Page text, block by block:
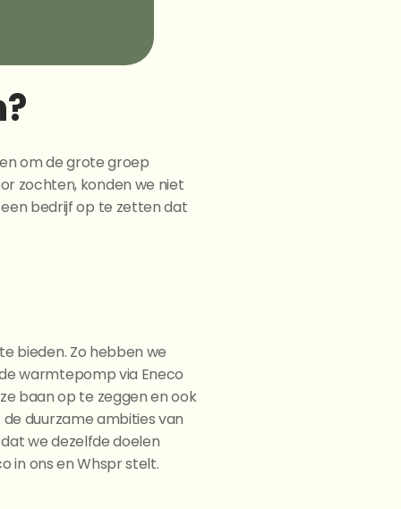
om de grote groep
zochten, konden we niet
bedrijf op te zetten dat
bieden. Zo hebben we
warmtepomp via Eneco
baan op te zeggen en ook
duurzame ambities van
we dezelfde doelen
in ons en Whspr stelt.